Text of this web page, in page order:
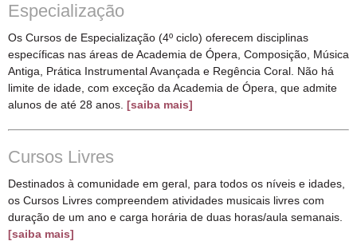
Especialização
Os Cursos de Especialização (4º ciclo) oferecem disciplinas
específicas nas áreas de Academia de Ópera, Composição, Música
Antiga, Prática Instrumental Avançada e Regência Coral. Não há
limite de idade, com exceção da Academia de Ópera, que admite
alunos de até 28 anos. [saiba mais]
Cursos Livres
Destinados à comunidade em geral, para todos os níveis e idades,
os Cursos Livres compreendem atividades musicais livres com
duração de um ano e carga horária de duas horas/aula semanais.
[saiba mais]